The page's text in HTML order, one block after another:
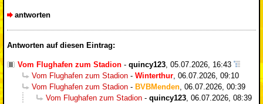
antworten
Antworten auf diesen Eintrag:
Vom Flughafen zum Stadion - quincy123, 05.07.2026, 16:43
Vom Flughafen zum Stadion - Winterthur, 06.07.2026, 09:10
Vom Flughafen zum Stadion - BVBMenden, 06.07.2026, 00:39
Vom Flughafen zum Stadion - quincy123, 06.07.2026, 08:39